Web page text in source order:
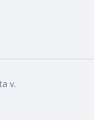
v.